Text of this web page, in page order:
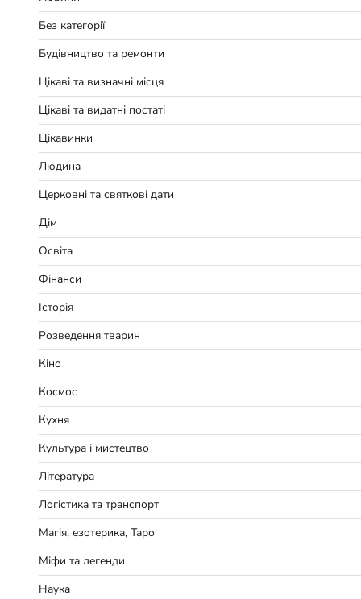
Без категорії
Будівництво та ремонти
Цікаві та визначні місця
Цікаві та видатні постаті
Цікавинки
Людина
Церковні та святкові дати
Дім
Освіта
Фінанси
Історія
Розведення тварин
Кіно
Космос
Кухня
Культура і мистецтво
Література
Логістика та транспорт
Магія, езотерика, Таро
Міфи та легенди
Наука